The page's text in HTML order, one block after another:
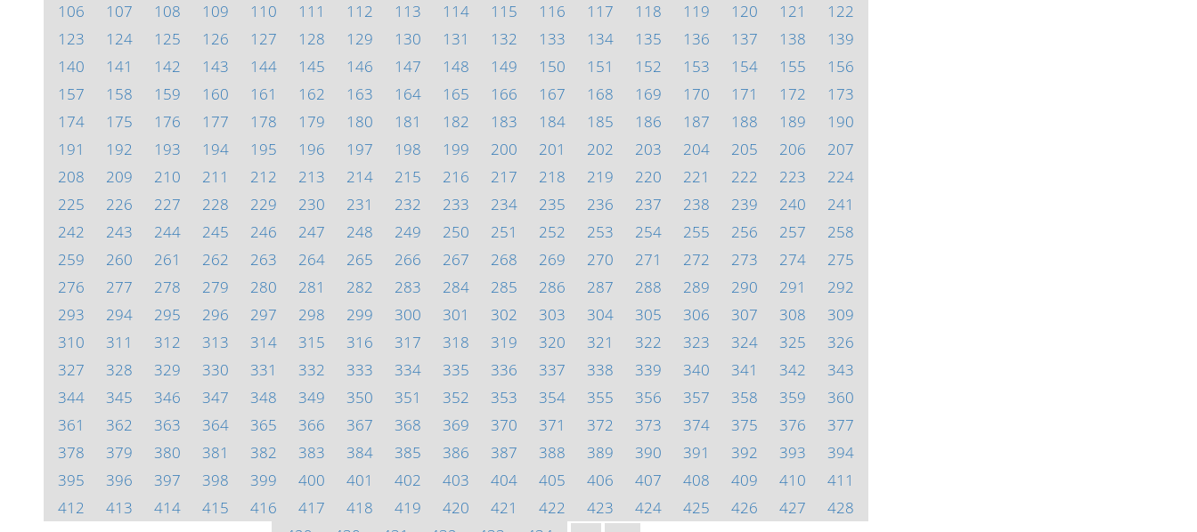
106
107 108 109 110 111 112 113 114 115 116 117 118 119 120 121
122
123
124 125 126 127 128 129 130 131 132 133 134 135 136 137 138
139
140
141 142 143 144 145 146 147 148 149 150 151 152 153 154 155
156
157
158 159 160 161 162 163 164 165 166 167 168 169 170 171 172
173
174
175 176 177 178 179 180 181 182 183 184 185 186 187 188 189
190
191
192 193 194 195 196 197 198 199 200 201 202 203 204 205 206
207
208
209 210 211 212 213 214 215 216 217 218 219 220 221 222 223
224
225
226 227 228 229 230 231 232 233 234 235 236 237 238 239 240
241
242
243 244 245 246 247 248 249 250 251 252 253 254 255 256 257
258
259
260 261 262 263 264 265 266 267 268 269 270 271 272 273 274
275
276
277 278 279 280 281 282 283 284 285 286 287 288 289 290 291
292
293
294 295 296 297 298 299 300 301 302 303 304 305 306 307 308
309
310
311 312 313 314 315 316 317 318 319 320 321 322 323 324 325
326
327
328 329 330 331 332 333 334 335 336 337 338 339 340 341 342
343
344
345 346 347 348 349 350 351 352 353 354 355 356 357 358 359
360
361
362 363 364 365 366 367 368 369 370 371 372 373 374 375 376
377
378
379 380 381 382 383 384 385 386 387 388 389 390 391 392 393
394
395
396 397 398 399 400 401 402 403 404 405 406 407 408 409 410
411
412
413 414 415 416 417 418 419 420 421 422 423 424 425 426 427
428